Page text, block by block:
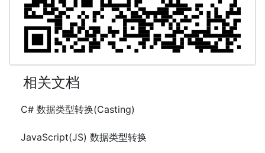
相关文档
C# 数据类型转换(Casting)
JavaScript(JS) 数据类型转换